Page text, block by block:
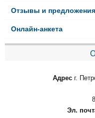
Отзывы и предложения
Онлайн-анкета
Адрес г.
Эл.